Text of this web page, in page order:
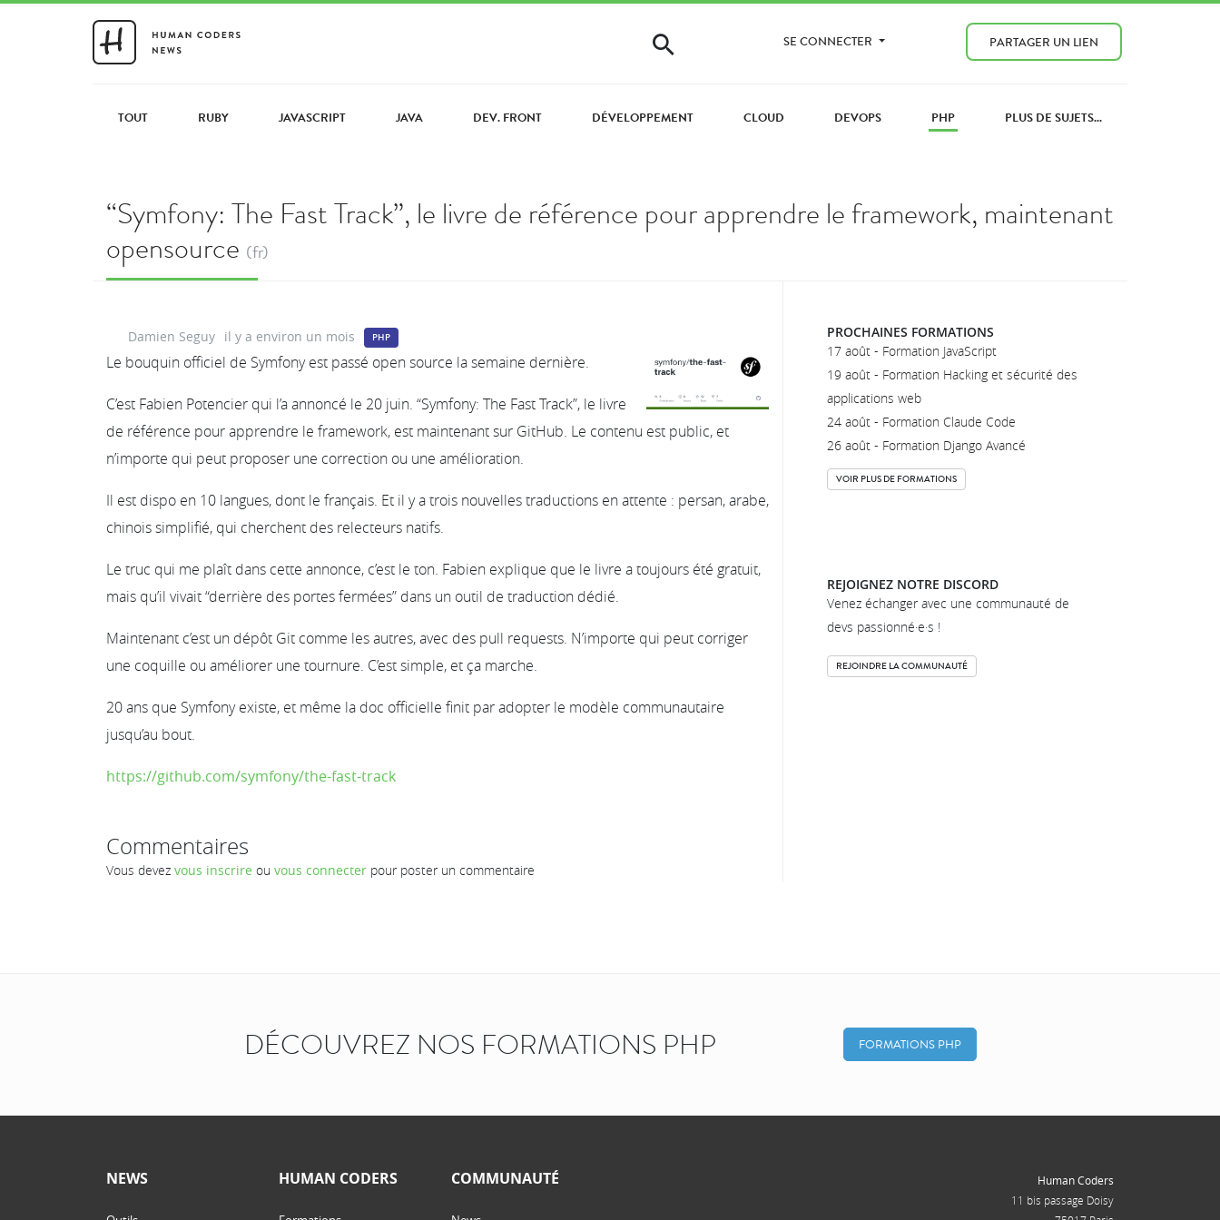
SE CONNECTER PARTAGER UN LIEN
TOUT RUBY JAVASCRIPT JAVA DEV. FRONT DÉVELOPPEMENT CLOUD DEVOPS PHP PLUS DE SUJETS...
“Symfony: The Fast Track”, le livre de référence pour apprendre le framework, maintenant
opensource (fr)
Damien Seguy il y a environ un mois PHP
Le bouquin officiel de Symfony est passé open source la semaine dernière.
C’est Fabien Potencier qui l’a annoncé le 20 juin. “Symfony: The Fast Track”, le livre
de référence pour apprendre le framework, est maintenant sur GitHub. Le contenu est public, et
n’importe qui peut proposer une correction ou une amélioration.
Il est dispo en 10 langues, dont le français. Et il y a trois nouvelles traductions en attente : persan, arabe,
chinois simplifié, qui cherchent des relecteurs natifs.
Le truc qui me plaît dans cette annonce, c’est le ton. Fabien explique que le livre a toujours été gratuit,
mais qu’il vivait “derrière des portes fermées” dans un outil de traduction dédié.
Maintenant c’est un dépôt Git comme les autres, avec des pull requests. N’importe qui peut corriger
une coquille ou améliorer une tournure. C’est simple, et ça marche.
20 ans que Symfony existe, et même la doc officielle finit par adopter le modèle communautaire
jusqu’au bout.
https://github.com/symfony/the-fast-track
Commentaires
Vous devez vous inscrire ou vous connecter pour poster un commentaire
PROCHAINES FORMATIONS
17 août - Formation JavaScript
19 août - Formation Hacking et sécurité des
applications web
24 août - Formation Claude Code
26 août - Formation Django Avancé
VOIR PLUS DE FORMATIONS
REJOIGNEZ NOTRE DISCORD
Venez échanger avec une communauté de
devs passionné·e·s !
REJOINDRE LA COMMUNAUTÉ
DÉCOUVREZ NOS FORMATIONS PHP FORMATIONS PHP
NEWS HUMAN CODERS COMMUNAUTÉ
Human Coders
11 bis passage Doisy